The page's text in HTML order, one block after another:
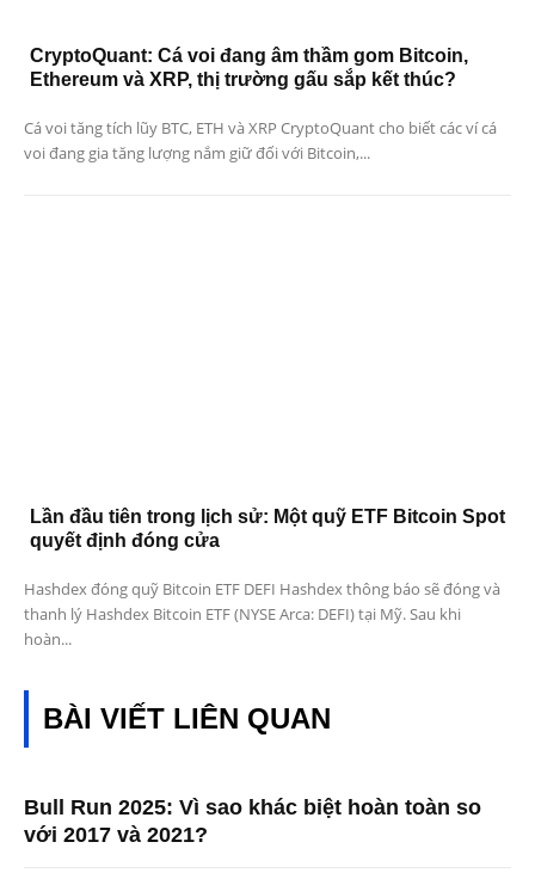
CryptoQuant: Cá voi đang âm thầm gom Bitcoin,
Ethereum và XRP, thị trường gấu sắp kết thúc?
Cá voi tăng tích lũy BTC, ETH và XRP CryptoQuant cho biết các ví cá
voi đang gia tăng lượng nắm giữ đối với Bitcoin,...
Lần đầu tiên trong lịch sử: Một quỹ ETF Bitcoin Spot
quyết định đóng cửa
Hashdex đóng quỹ Bitcoin ETF DEFI Hashdex thông báo sẽ đóng và
thanh lý Hashdex Bitcoin ETF (NYSE Arca: DEFI) tại Mỹ. Sau khi
hoàn...
BÀI VIẾT LIÊN QUAN
Bull Run 2025: Vì sao khác biệt hoàn toàn so
với 2017 và 2021?